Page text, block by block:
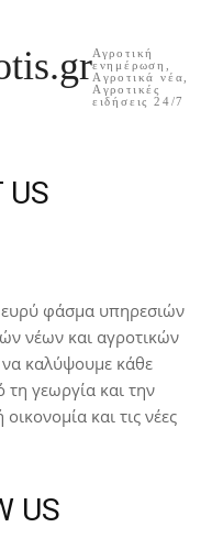
Αγροτική
ενημέρωση,
Aγροτικά νέα,
Aγροτικές
ειδήσεις 24/7
US
φάσμα υπηρεσιών
νέων και αγροτικών
καλύψουμε κάθε
γεωργία και την
και τις νέες
US